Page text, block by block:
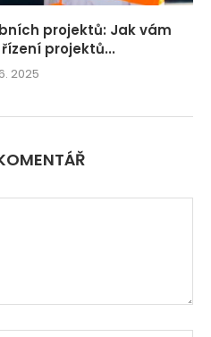
projektů: Jak vám
projektů...
2025